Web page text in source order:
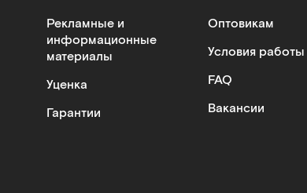
Рекламные и
информационные
материалы
Уценка
Гарантии
Оптовикам
Условия работы
FAQ
Вакансии